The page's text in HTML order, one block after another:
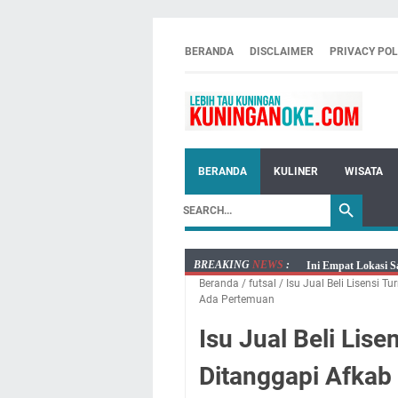
BERANDA DISCLAIMER PRIVACY
BERANDA KULINER WISATA
BREAKING NEWS :
Ini Empat Lokasi
Jumat 7 Agustus
Tetap Berjalan
Menenangkan, Ini
Beranda / futsal / Isu Jual Beli Lisensi
Ada Pertemuan
Isu Jual Beli
Ditanggapi